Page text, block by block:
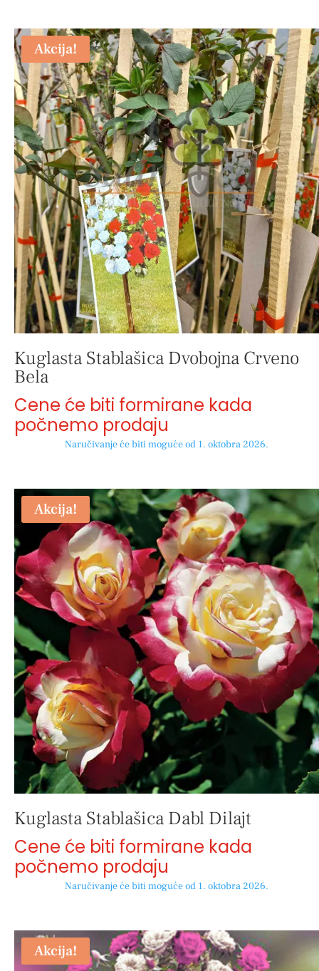
Akcija!
Kuglasta Stablašica Dvobojna Crveno
Bela
Cene će biti formirane kada
počnemo prodaju
Naručivanje će biti moguće od 1. oktobra 2026.
Akcija!
Kuglasta Stablašica Dabl Dilajt
Cene će biti formirane kada
počnemo prodaju
Naručivanje će biti moguće od 1. oktobra 2026.
Akcija!